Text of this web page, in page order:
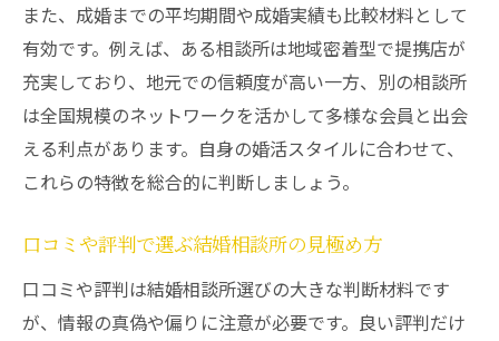
また、成婚までの平均期間や成婚実績も比較材料として
有効です。例えば、ある相談所は地域密着型で提携店が
充実しており、地元での信頼度が高い一方、別の相談所
は全国規模のネットワークを活かして多様な会員と出会
える利点があります。自身の婚活スタイルに合わせて、
これらの特徴を総合的に判断しましょう。
口コミや評判で選ぶ結婚相談所の見極め方
口コミや評判は結婚相談所選びの大きな判断材料です
が、情報の真偽や偏りに注意が必要です。良い評判だけ